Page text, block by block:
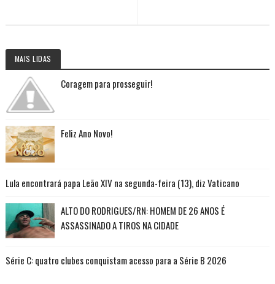
MAIS LIDAS
Coragem para prosseguir!
Feliz Ano Novo!
Lula encontrará papa Leão XIV na segunda-feira (13), diz Vaticano
ALTO DO RODRIGUES/RN: HOMEM DE 26 ANOS É
ASSASSINADO A TIROS NA CIDADE
Série C: quatro clubes conquistam acesso para a Série B 2026